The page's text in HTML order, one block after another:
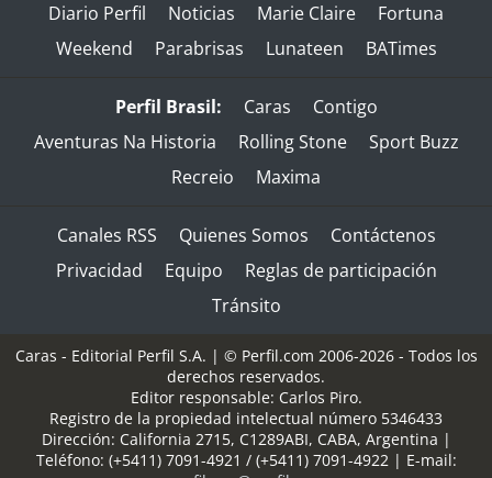
Diario Perfil Noticias Marie Claire
Fortuna
Weekend
Parabrisas Lunateen BATimes
Perfil Brasil: Caras
Contigo
Aventuras Na Historia
Rolling Stone
Sport Buzz
Recreio
Maxima
Canales RSS Quienes Somos
Contáctenos
Privacidad
Equipo
Reglas de participación
Tránsito
Caras - Editorial Perfil S.A. | © Perfil.com 2006-2026 - Todos los
derechos reservados.
Editor responsable: Carlos Piro.
Registro de la propiedad intelectual número 5346433
Dirección: California 2715, C1289ABI, CABA, Argentina |
Teléfono: (+5411) 7091-4921 / (+5411) 7091-4922| E-mail: